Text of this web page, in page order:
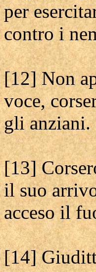
per
contro i
[12] Non
voce,
gli anziani.
[13]
il suo
acceso il
[14]